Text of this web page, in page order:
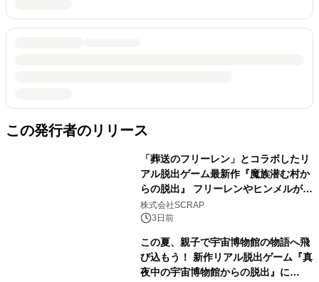
この発行者のリリース
「葬送のフリーレン」とコラボしたリ
アル脱出ゲーム最新作『魔族潜む村か
らの脱出』 フリーレンやヒンメルが武
器を手に魔族を見据える描き下ろしメ
インビジュアル公開
株式会社SCRAP
3日前
この夏、親子で宇宙博物館の物語へ飛
び込もう！ 新作リアル脱出ゲーム『真
夜中の宇宙博物館からの脱出』に